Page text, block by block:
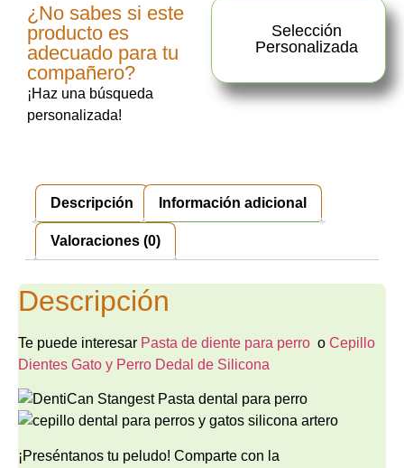
¿No sabes si este
producto es
adecuado para tu
compañero?
¡Haz una búsqueda
personalizada!
Selección
Personalizada
Descripción Información adicional
Valoraciones (0)
Descripción
Te puede interesar Pasta de diente para perro o Cepillo
Dientes Gato y Perro Dedal de Silicona
¡Preséntanos tu peludo! Comparte con la